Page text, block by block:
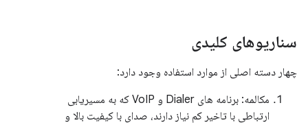
سناریوهای کلیدی
چهار دسته اصلی از موارد استفاده وجود دارد:
مکالمه: برنامه های Dialer و VoIP که به مسیریابی
ارتباطی با تاخیر کم نیاز دارند، صدای با کیفیت بالا و